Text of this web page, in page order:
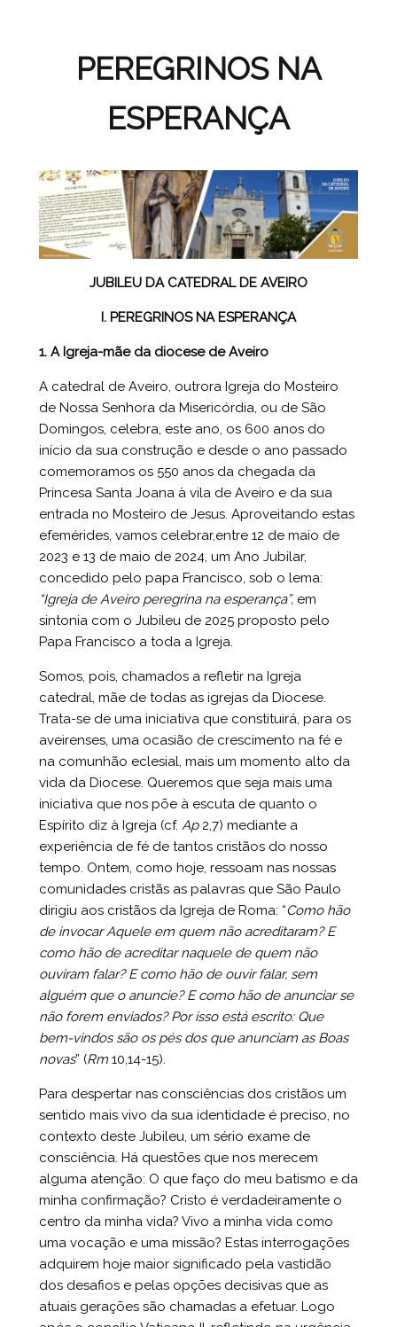
PEREGRINOS NA
ESPERANÇA
JUBILEU DA CATEDRAL DE AVEIRO
I. PEREGRINOS NA ESPERANÇA
1. A Igreja-mãe da diocese de Aveiro
A catedral de Aveiro, outrora Igreja do Mosteiro
de Nossa Senhora da Misericórdia, ou de São
Domingos, celebra, este ano, os 600 anos do
início da sua construção e desde o ano passado
comemoramos os 550 anos da chegada da
Princesa Santa Joana à vila de Aveiro e da sua
entrada no Mosteiro de Jesus. Aproveitando estas
efemérides, vamos celebrar,entre 12 de maio de
2023 e 13 de maio de 2024, um Ano Jubilar,
concedido pelo papa Francisco, sob o lema:
“Igreja de Aveiro peregrina na esperança”, em
sintonia com o Jubileu de 2025 proposto pelo
Papa Francisco a toda a Igreja.
Somos, pois, chamados a refletir na Igreja
catedral, mãe de todas as igrejas da Diocese.
Trata-se de uma iniciativa que constituirá, para os
aveirenses, uma ocasião de crescimento na fé e
na comunhão eclesial, mais um momento alto da
vida da Diocese. Queremos que seja mais uma
iniciativa que nos põe à escuta de quanto o
Espírito diz à Igreja (cf. Ap2,7) mediante a
experiência de fé de tantos cristãos do nosso
tempo. Ontem, como hoje, ressoam nas nossas
comunidades cristãs as palavras que São Paulo
dirigiu aos cristãos da Igreja de Roma: “Como hão
de invocar Aquele em quem não acreditaram? E
como hão de acreditar naquele de quem não
ouviram falar? E como hão de ouvir falar, sem
alguém que o anuncie? E como hão de anunciar se
não forem enviados? Por isso está escrito: Que
bem-vindos são os pés dos que anunciam as Boas
novas” (Rm 10,14-15).
Para despertar nas consciências dos cristãos um
sentido mais vivo da sua identidade é preciso, no
contexto deste Jubileu, um sério exame de
consciência. Há questões que nos merecem
alguma atenção: O que faço do meu batismo e da
minha confirmação? Cristo é verdadeiramente o
centro da minha vida? Vivo a minha vida como
uma vocação e uma missão? Estas interrogações
adquirem hoje maior significado pela vastidão
dos desafios e pelas opções decisivas que as
atuais gerações são chamadas a efetuar. Logo